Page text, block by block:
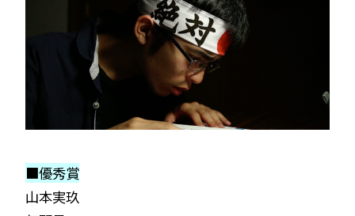
■優秀賞
山本実玖